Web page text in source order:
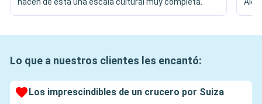
hacen de esta una escala cultural muy completa.
Lo que a nuestros clientes les encantó:
Los imprescindibles de un crucero por Suiza